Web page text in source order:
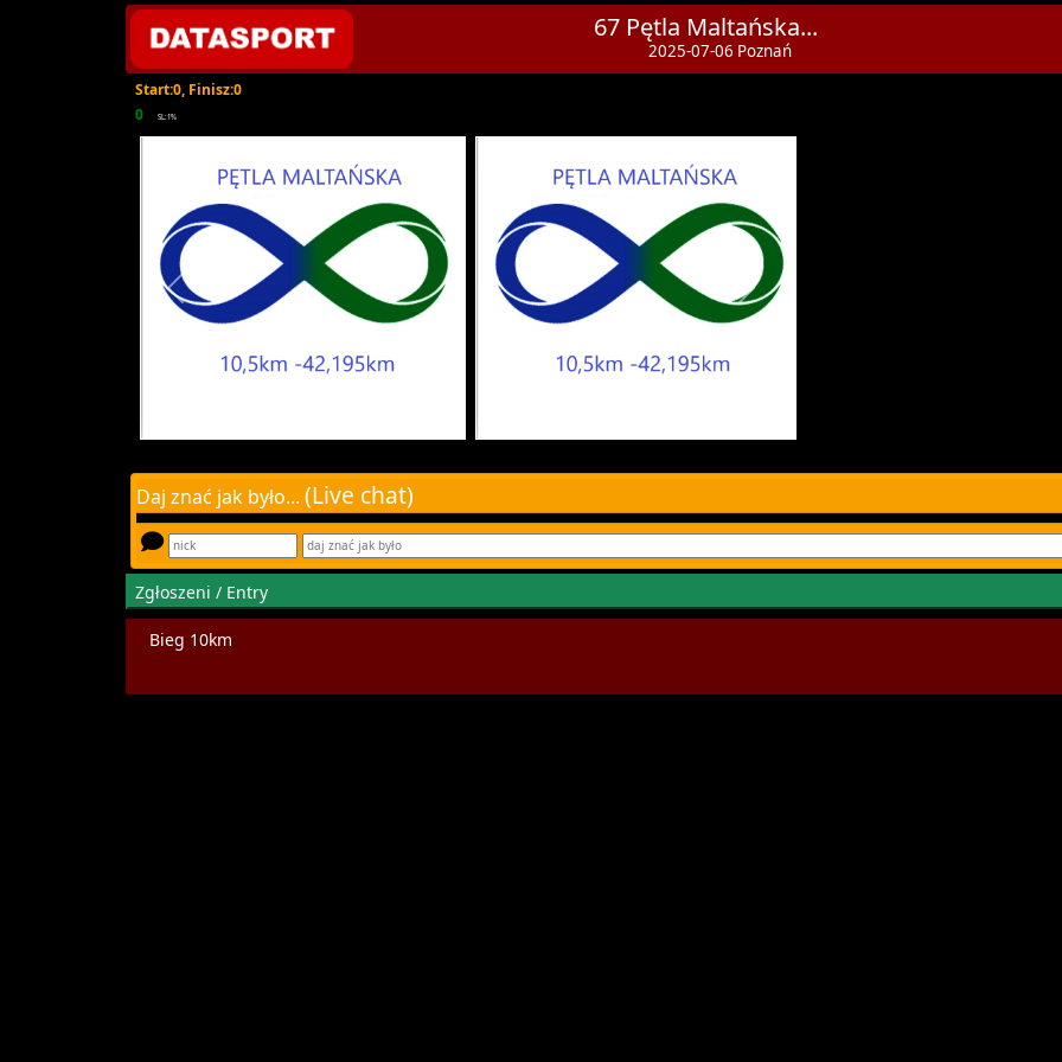
67 Pętla Maltańska...
2025-07-06 Poznań
Start:0, Finisz:0
0
SL:1%
Daj znać jak było... (Live chat)
Zgłoszeni / Entry
Bieg 10km